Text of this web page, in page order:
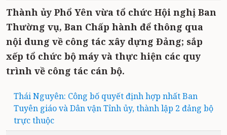
Thành ủy Phổ Yên vừa tổ chức Hội nghị Ban
Thường vụ, Ban Chấp hành để thông qua
nội dung về công tác xây dựng Đảng; sắp
xếp tổ chức bộ máy và thực hiện các quy
trình về công tác cán bộ.
Thái Nguyên: Công bố quyết định hợp nhất Ban
Tuyên giáo và Dân vận Tỉnh ủy, thành lập 2 đảng bộ
trực thuộc